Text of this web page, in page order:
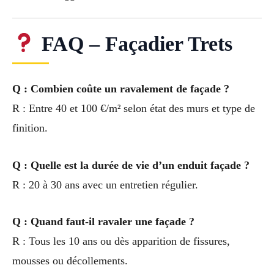
FAQ – Façadier Trets
Q : Combien coûte un ravalement de façade ?
R : Entre 40 et 100 €/m² selon état des murs et type de
finition.
Q : Quelle est la durée de vie d’un enduit façade ?
R : 20 à 30 ans avec un entretien régulier.
Q : Quand faut-il ravaler une façade ?
R : Tous les 10 ans ou dès apparition de fissures,
mousses ou décollements.